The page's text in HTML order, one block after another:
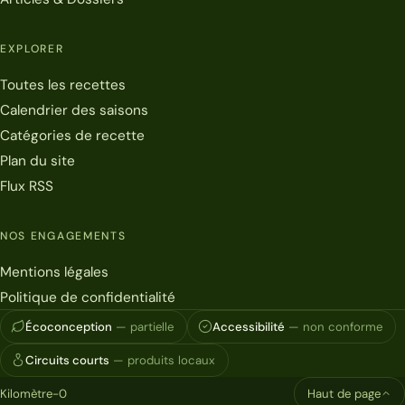
EXPLORER
Toutes les recettes
Calendrier des saisons
Catégories de recette
Plan du site
Flux RSS
NOS ENGAGEMENTS
Mentions légales
Politique de confidentialité
Écoconception — partielle Accessibilité — non conforme
Circuits courts — produits locaux
Kilomètre-0 Haut de page